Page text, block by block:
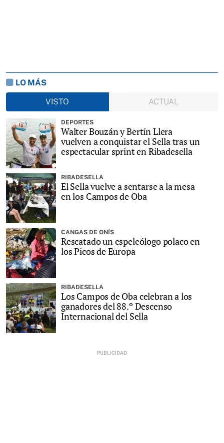
LO MÁS
VISTO
ACTUAL
DEPORTES
Walter Bouzán y Bertín Llera
vuelven a conquistar el Sella tras un
espectacular sprint en Ribadesella
RIBADESELLA
El Sella vuelve a sentarse a la mesa
en los Campos de Oba
CANGAS DE ONÍS
Rescatado un espeleólogo polaco en
los Picos de Europa
RIBADESELLA
Los Campos de Oba celebran a los
ganadores del 88.º Descenso
Internacional del Sella